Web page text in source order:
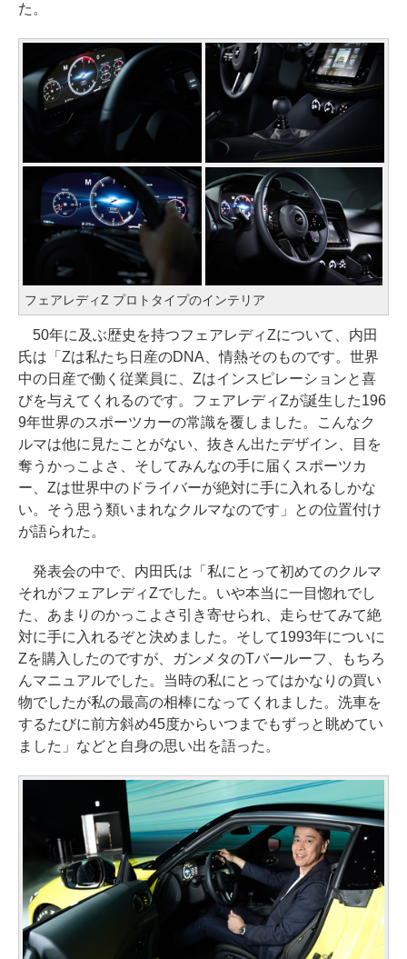
た。
フェアレディZ プロトタイプのインテリア
50年に及ぶ歴史を持つフェアレディZについて、内田
氏は「Zは私たち日産のDNA、情熱そのものです。世界
中の日産で働く従業員に、Zはインスピレーションと喜
びを与えてくれるのです。フェアレディZが誕生した196
9年世界のスポーツカーの常識を覆しました。こんなク
ルマは他に見たことがない、抜きん出たデザイン、目を
奪うかっこよさ、そしてみんなの手に届くスポーツカ
ー、Zは世界中のドライバーが絶対に手に入れるしかな
い。そう思う類いまれなクルマなのです」との位置付け
が語られた。
発表会の中で、内田氏は「私にとって初めてのクルマ
それがフェアレディZでした。いや本当に一目惚れでし
た、あまりのかっこよさ引き寄せられ、走らせてみて絶
対に手に入れるぞと決めました。そして1993年についに
Zを購入したのですが、ガンメタのTバールーフ、もちろ
んマニュアルでした。当時の私にとってはかなりの買い
物でしたが私の最高の相棒になってくれました。洗車を
するたびに前方斜め45度からいつまでもずっと眺めてい
ました」などと自身の思い出を語った。